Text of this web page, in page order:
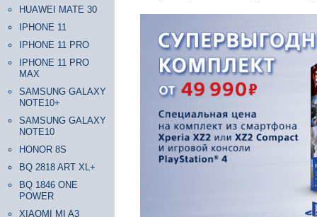
HUAWEI MATE 30
IPHONE 11
IPHONE 11 PRO
IPHONE 11 PRO
MAX
SAMSUNG GALAXY
NOTE10+
SAMSUNG GALAXY
NOTE10
HONOR 8S
BQ 2818 ART XL+
BQ 1846 ONE
POWER
XIAOMI MI A3